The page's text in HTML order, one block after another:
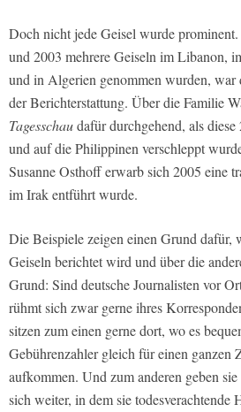
Doch nicht jede Geisel wurde
und 2003 mehrere Geiseln im Libanon,
und in Algerien genommen wurden, war
der Berichterstattung. Über die Familie
Tagesschaudafür durchgehend, als
und auf die Philippinen verschleppt
Susanne Osthoff erwarb sich 2005 eine
im Irak entführt wurde.
Die Beispiele zeigen einen Grund dafür,
Geiseln berichtet wird und über die
Grund: Sind deutsche Journalisten vor
rühmt sich zwar gerne ihres
sitzen zum einen gerne dort, wo es
Gebührenzahler gleich für einen ganzen
aufkommen. Und zum anderen geben
sich weiter, in dem sie todesverachtende